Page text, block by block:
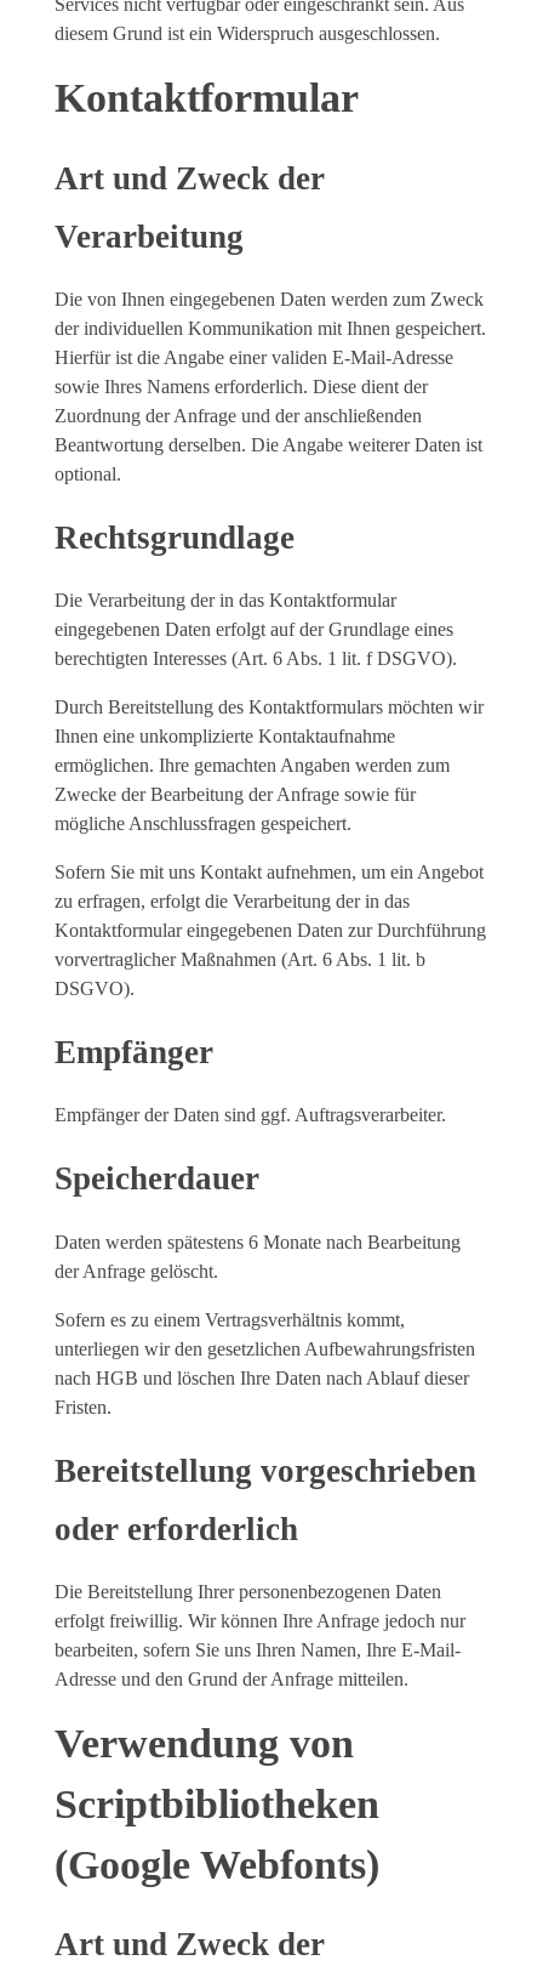
Services nicht verfügbar oder eingeschränkt sein. Aus
diesem Grund ist ein Widerspruch ausgeschlossen.
Kontaktformular
Art und Zweck der
Verarbeitung
Die von Ihnen eingegebenen Daten werden zum Zweck
der individuellen Kommunikation mit Ihnen gespeichert.
Hierfür ist die Angabe einer validen E-Mail-Adresse
sowie Ihres Namens erforderlich. Diese dient der
Zuordnung der Anfrage und der anschließenden
Beantwortung derselben. Die Angabe weiterer Daten ist
optional.
Rechtsgrundlage
Die Verarbeitung der in das Kontaktformular
eingegebenen Daten erfolgt auf der Grundlage eines
berechtigten Interesses (Art. 6 Abs. 1 lit. f DSGVO).
Durch Bereitstellung des Kontaktformulars möchten wir
Ihnen eine unkomplizierte Kontaktaufnahme
ermöglichen. Ihre gemachten Angaben werden zum
Zwecke der Bearbeitung der Anfrage sowie für
mögliche Anschlussfragen gespeichert.
Sofern Sie mit uns Kontakt aufnehmen, um ein Angebot
zu erfragen, erfolgt die Verarbeitung der in das
Kontaktformular eingegebenen Daten zur Durchführung
vorvertraglicher Maßnahmen (Art. 6 Abs. 1 lit. b
DSGVO).
Empfänger
Empfänger der Daten sind ggf. Auftragsverarbeiter.
Speicherdauer
Daten werden spätestens 6 Monate nach Bearbeitung
der Anfrage gelöscht.
Sofern es zu einem Vertragsverhältnis kommt,
unterliegen wir den gesetzlichen Aufbewahrungsfristen
nach HGB und löschen Ihre Daten nach Ablauf dieser
Fristen.
Bereitstellung vorgeschrieben
oder erforderlich
Die Bereitstellung Ihrer personenbezogenen Daten
erfolgt freiwillig. Wir können Ihre Anfrage jedoch nur
bearbeiten, sofern Sie uns Ihren Namen, Ihre E-Mail-
Adresse und den Grund der Anfrage mitteilen.
Verwendung von
Scriptbibliotheken
(Google Webfonts)
Art und Zweck der